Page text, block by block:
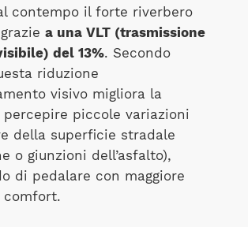
contempo il forte riverbero
a una VLT (trasmissione
del 13%. Secondo
riduzione
visivo migliora la
piccole variazioni
della superficie stradale
o giunzioni dell’asfalto),
di pedalare con maggiore
comfort.